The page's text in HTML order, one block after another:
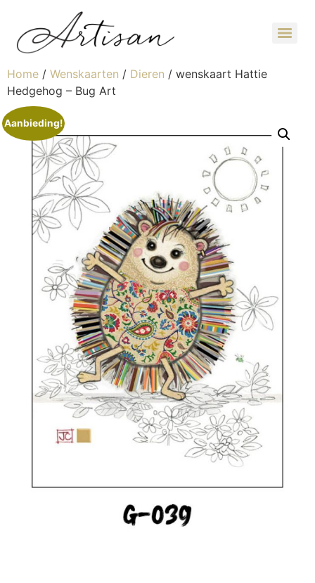
Home / Wenskaarten / Dieren / wenskaart Hattie
Hedgehog – Bug Art
Aanbieding!